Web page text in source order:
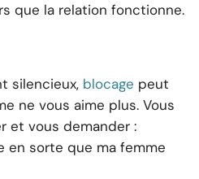
que la relation fonctionne.
silencieux, blocage peut
ne vous aime plus. Vous
et vous demander :
en sorte que ma femme